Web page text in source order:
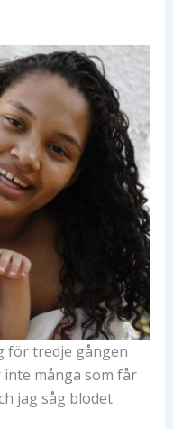
för tredje gången
inte många som får
jag såg blodet